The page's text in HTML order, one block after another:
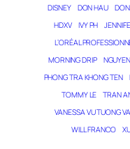
DISNEY
DON HAU
HDXV
IVY PH
L’ORÉAL
MORNING DRIP
PHONG TRA KHONG TEN
TOMMY LE
TRAN
VANESSA VU TUONG
WILL FRANCO